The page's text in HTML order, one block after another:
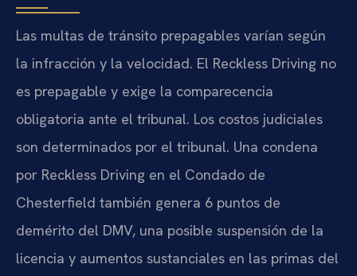
Las multas de tránsito prepagables varían según
la infracción y la velocidad. El Reckless Driving no
es prepagable y exige la comparecencia
obligatoria ante el tribunal. Los costos judiciales
son determinados por el tribunal. Una condena
por Reckless Driving en el Condado de
Chesterfield también genera 6 puntos de
demérito del DMV, una posible suspensión de la
licencia y aumentos sustanciales en las primas del